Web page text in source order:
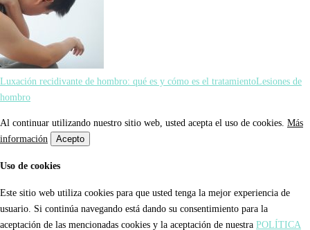
Luxación recidivante de hombro: qué es y cómo es el tratamientoLesiones de
hombro
Al continuar utilizando nuestro sitio web, usted acepta el uso de cookies. Más
información
Acepto
Uso de cookies
Este sitio web utiliza cookies para que usted tenga la mejor experiencia de
usuario. Si continúa navegando está dando su consentimiento para la
aceptación de las mencionadas cookies y la aceptación de nuestra POLÍTICA